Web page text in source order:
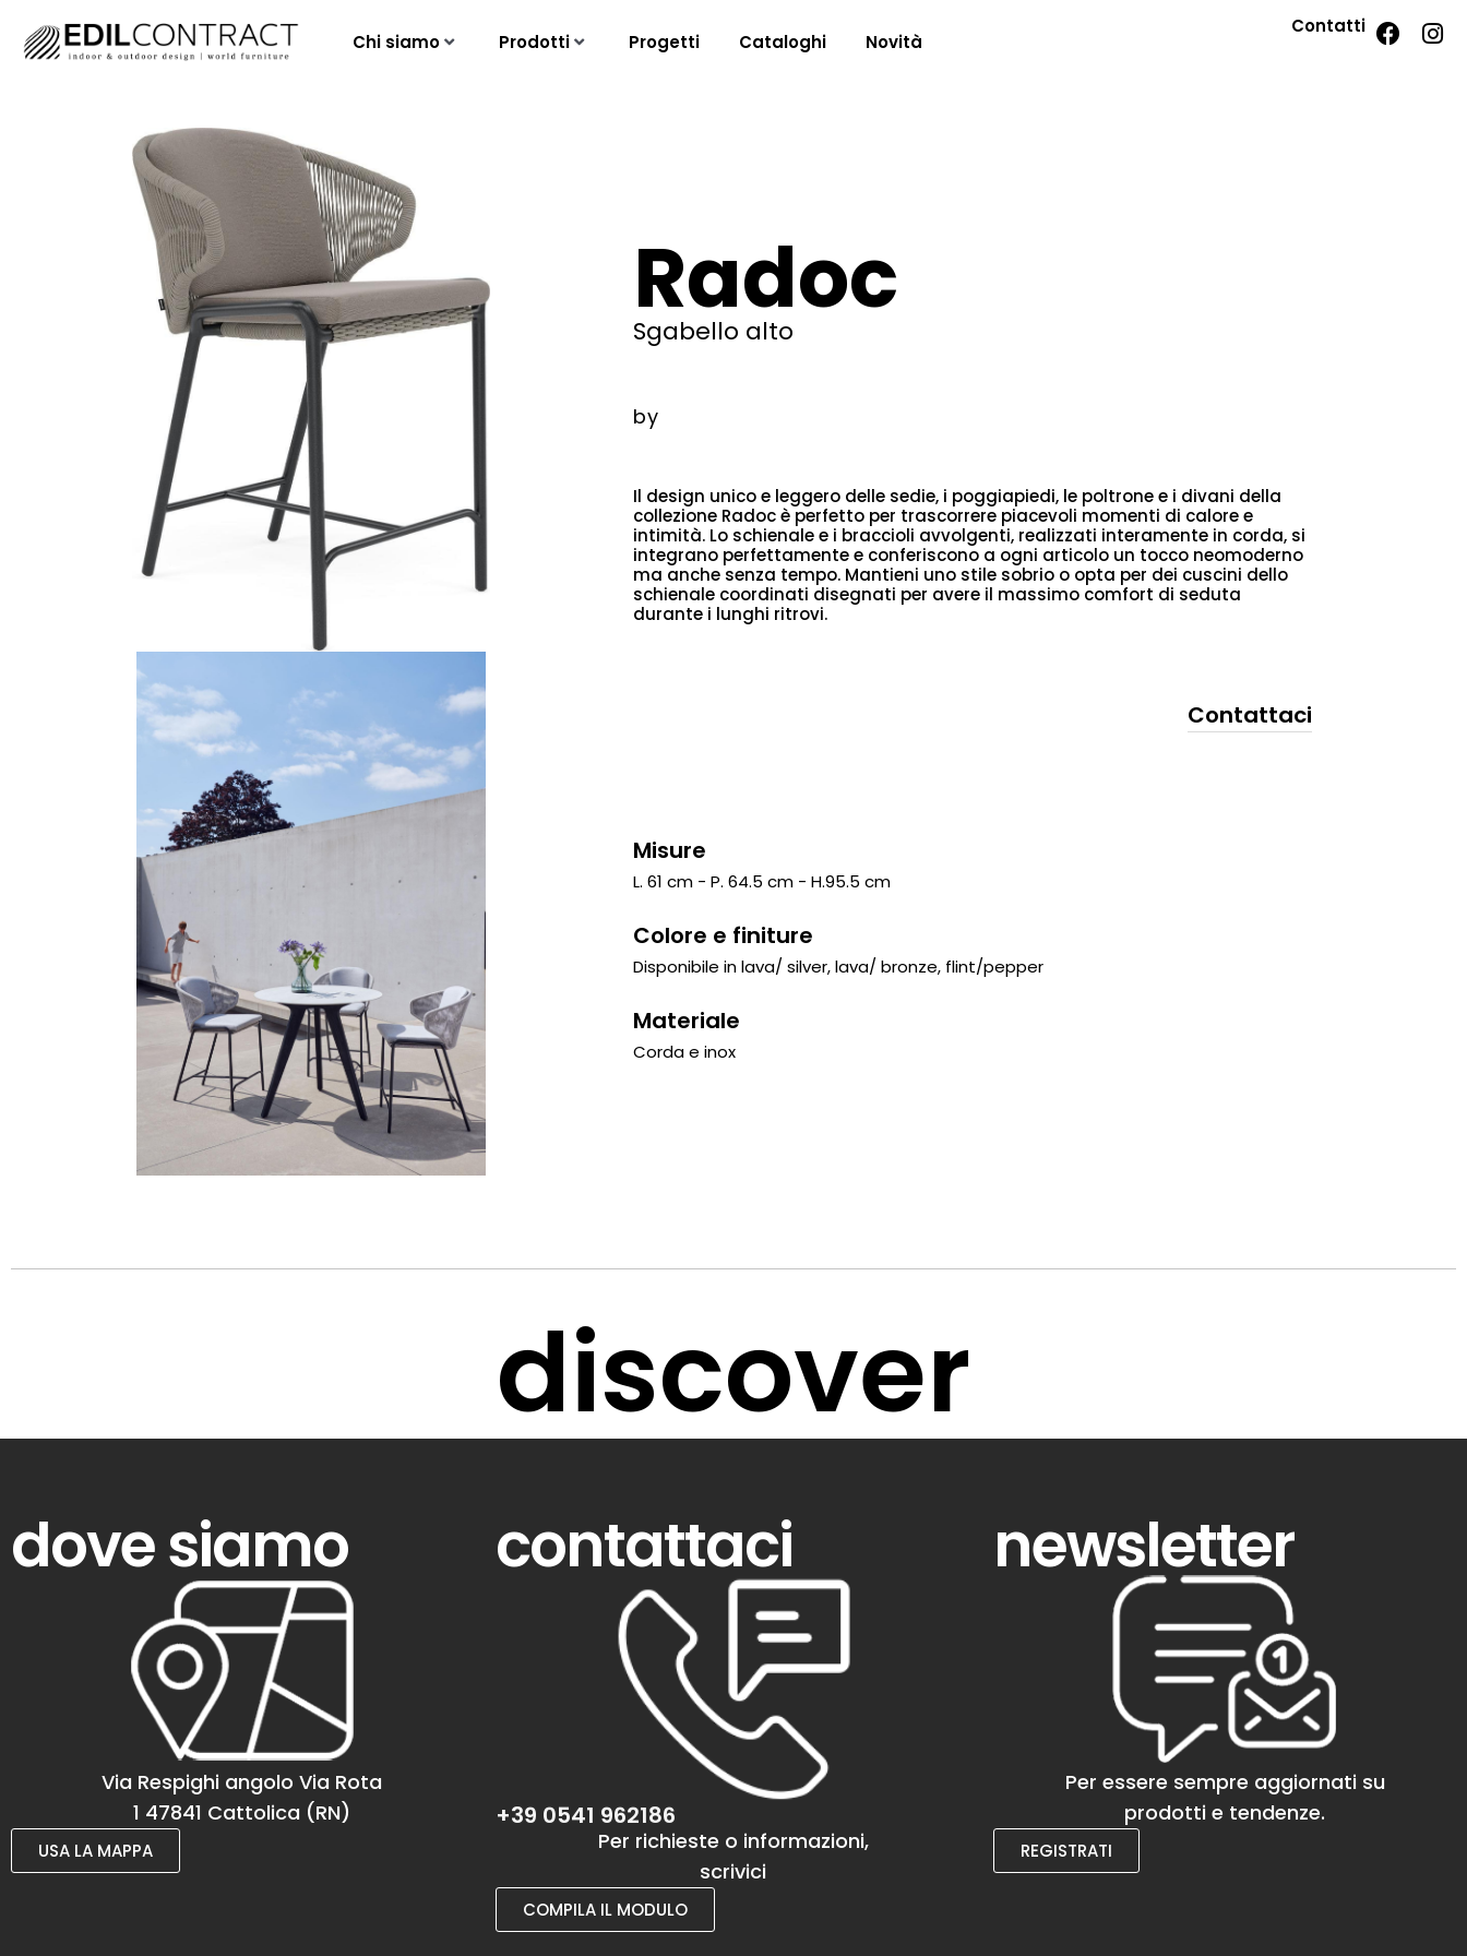
Chi siamo Prodotti Progetti Cataloghi Novità
Contatti
Radoc
Sgabello alto
by
Il design unico e leggero delle sedie, i poggiapiedi, le poltrone e i divani della
collezione Radoc è perfetto per trascorrere piacevoli momenti di calore e
intimità. Lo schienale e i braccioli avvolgenti, realizzati interamente in corda, si
integrano perfettamente e conferiscono a ogni articolo un tocco neomoderno
ma anche senza tempo. Mantieni uno stile sobrio o opta per dei cuscini dello
schienale coordinati disegnati per avere il massimo comfort di seduta
durante i lunghi ritrovi.
Contattaci
Misure
L. 61 cm - P. 64.5 cm - H.95.5 cm
Colore e finiture
Disponibile in lava/ silver, lava/ bronze, flint/pepper
Materiale
Corda e inox
discover
dove siamo
Via Respighi angolo Via Rota
1 47841 Cattolica (RN)
USA LA MAPPA
contattaci
+39 0541 962186
Per richieste o informazioni,
scrivici
COMPILA IL MODULO
newsletter
Per essere sempre aggiornati su
prodotti e tendenze.
REGISTRATI